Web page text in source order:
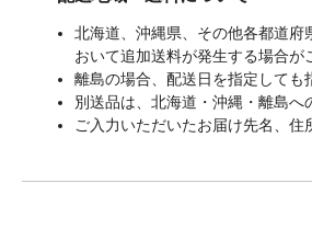
北海道、沖縄県、その他各都道
おいて追加送料が発生する場合が
離島の場合、配送日を指定しても
別送品は、北海道・沖縄・離島へ
ご入力いただいたお届け先名、